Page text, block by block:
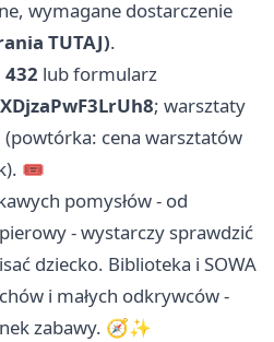
wymagane dostarczenie
TUTAJ).
432 lub formularz
; warsztaty
(powtórka: cena warsztatów
🎟️
pomysłów - od
- wystarczy sprawdzić
dziecko. Biblioteka i SOWA
i małych odkrywców -
zabawy. 🧭✨